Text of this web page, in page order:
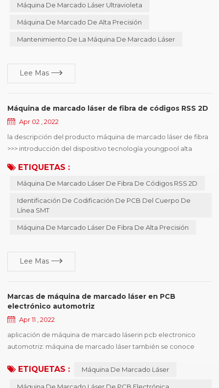
mantenimiento e inspección regulares para garantizar el
vida útil de la máquina. máquina de marcado lá...
Máquina De Marcado Láser Ultravioleta
Máquina De Marcado De Alta Precisión
Mantenimiento De La Máquina De Marcado Láser
Lee Mas
Máquina de marcado láser de fibra de códigos RSS 2D
Apr 02 , 2022
la descripción del producto máquina de marcado láser de fibra
>>> introducción del dispositivo tecnología youngpool alta
principalmente en identificación de codificación de PCB de
cuerpo de línea smt, puede elegir la codificación en línea o
puede resolver el teléfono mó...
ETIQUETAS :
Máquina De Marcado Láser De Fibra De Códigos RSS 2D
Identificación De Codificación De PCB Del Cuerpo De
Línea SMT
Máquina De Marcado Láser De Fibra De Alta Precisión
Lee Mas
Marcas de máquina de marcado láser en PCB
electrónico automotriz
Apr 11 , 2022
aplicación de máquina de marcado láserin pcb electronico
automotriz: máquina de marcado láser también se conoce
láser , máquina de marcado láser , máquina de marcado láser ,
ETIQUETAS : Máquina De Marcado Láser
Máquina De Marcado Láser De PCB Electrónica